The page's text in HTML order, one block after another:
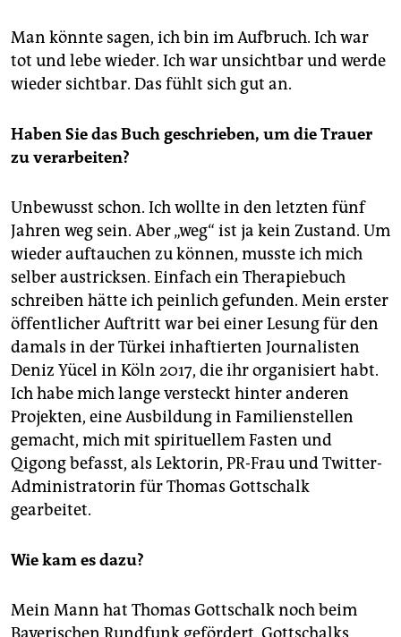
Man könnte sagen, ich bin im Aufbruch. Ich war
tot und lebe wieder. Ich war unsichtbar und werde
wieder sichtbar. Das fühlt sich gut an.
Haben Sie das Buch geschrieben, um die Trauer
zu verarbeiten?
Unbewusst schon. Ich wollte in den letzten fünf
Jahren weg sein. Aber „weg“ ist ja kein Zustand. Um
wieder auftauchen zu können, musste ich mich
selber austricksen. Einfach ein Therapiebuch
schreiben hätte ich peinlich gefunden. Mein erster
öffentlicher Auftritt war bei einer Lesung für den
damals in der Türkei inhaftierten Journalisten
Deniz Yücel in Köln 2017, die ihr organisiert habt.
Ich habe mich lange versteckt hinter anderen
Projekten, eine Ausbildung in Familienstellen
gemacht, mich mit spirituellem Fasten und
Qigong befasst, als Lektorin, PR-Frau und Twitter-
Administratorin für Thomas Gottschalk
gearbeitet.
Wie kam es dazu?
Mein Mann hat Thomas Gottschalk noch beim